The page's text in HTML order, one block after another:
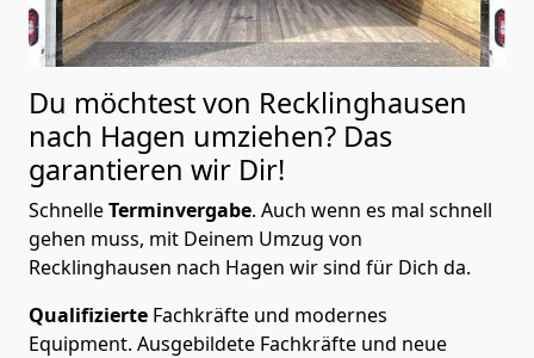
Du möchtest von Recklinghausen
nach Hagen umziehen? Das
garantieren wir Dir!
SchnelleTerminvergabe. Auch wenn es mal schnell
gehen muss, mit Deinem Umzug von
Recklinghausen nach Hagen wir sind für Dich da.
Qualifizierte Fachkräfte und modernes
Equipment. Ausgebildete Fachkräfte und neue